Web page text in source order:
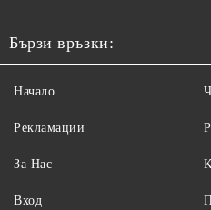
Бързи връзки:
Начало
Рекламации
За Нас
Вход